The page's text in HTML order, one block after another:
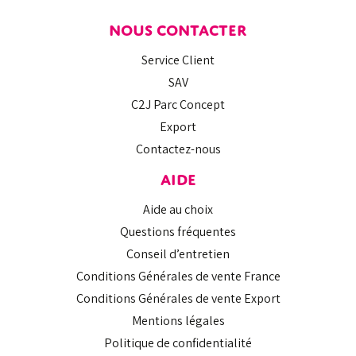
NOUS CONTACTER
Service Client
SAV
C2J Parc Concept
Export
Contactez-nous
AIDE
Aide au choix
Questions fréquentes
Conseil d’entretien
Conditions Générales de vente France
Conditions Générales de vente Export
Mentions légales
Politique de confidentialité